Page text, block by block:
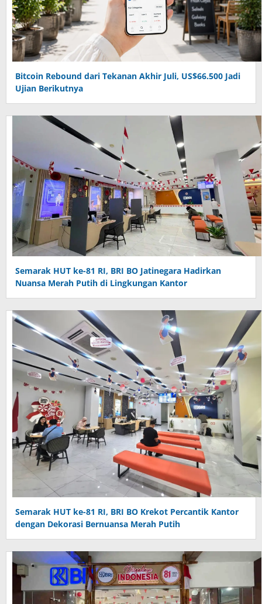
Bitcoin Rebound dari Tekanan Akhir Juli, US$66.500 Jadi
Ujian Berikutnya
Semarak HUT ke-81 RI, BRI BO Jatinegara Hadirkan
Nuansa Merah Putih di Lingkungan Kantor
Semarak HUT ke-81 RI, BRI BO Krekot Percantik Kantor
dengan Dekorasi Bernuansa Merah Putih